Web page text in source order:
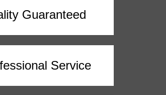
Guaranteed
Service